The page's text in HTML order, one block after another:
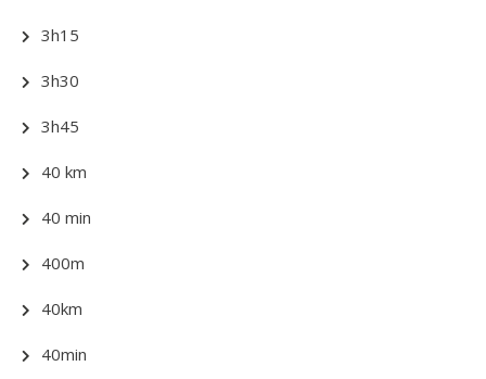
3h15
3h30
3h45
40 km
40 min
400m
40km
40min